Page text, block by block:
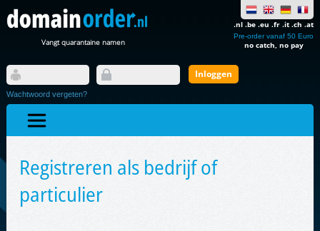
Vangt quarantaine namen
.nl .be .eu .fr .it .ch .at
Pre-order vanaf 50 Euro
no catch, no pay
Wachtwoord vergeten?
Registreren als bedrijf of
particulier